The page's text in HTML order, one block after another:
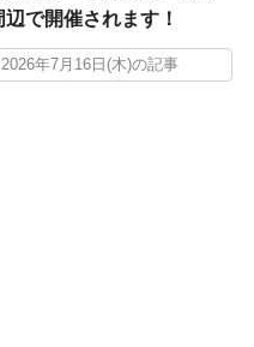
で開催されます！
2026年7月16日(木)の記事